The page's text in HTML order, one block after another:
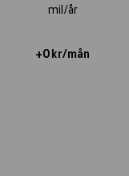
mil/år
+0 kr/mån